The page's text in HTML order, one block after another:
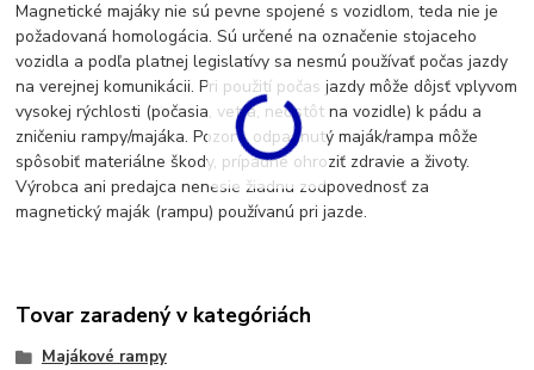
Magnetické majáky nie sú pevne spojené s vozidlom, teda nie je
požadovaná homologácia. Sú určené na označenie stojaceho
vozidla a podľa platnej legislatívy sa nesmú používať počas jazdy
na verejnej komunikácii. Pri použití počas jazdy môže dôjsť vplyvom
vysokej rýchlosti (počasia, vetra, nečistôt na vozidle) k pádu a
zničeniu rampy/majáka. Pozor - odpadnutý maják/rampa môže
spôsobiť materiálne škody, prípadne ohroziť zdravie a životy.
Výrobca ani predajca nenesie žiadnu zodpovednosť za
magnetický maják (rampu) používanú pri jazde.
Tovar zaradený v kategóriách
Majákové rampy